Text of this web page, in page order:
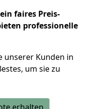
faires Preis-
professionelle
unserer Kunden in
um sie zu